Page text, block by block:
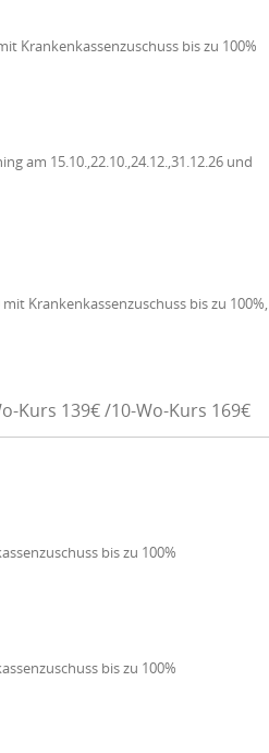
Krankenkassenzuschuss bis zu 100%
am 15.10.,22.10.,24.12.,31.12.26 und
Krankenkassenzuschuss bis zu 100%,
Kurs 139€ /10-Wo-Kurs 169€
bis zu 100%
bis zu 100%